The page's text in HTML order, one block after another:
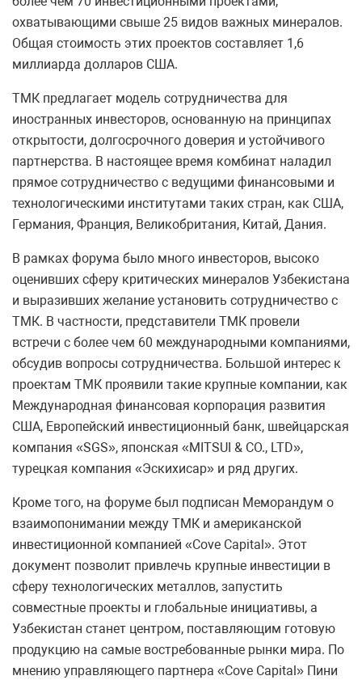
охватывающими свыше 25 видов важных минералов.
Общая стоимость этих проектов составляет 1,6
миллиарда долларов США.
ТМК предлагает модель сотрудничества для
иностранных инвесторов, основанную на принципах
открытости, долгосрочного доверия и устойчивого
партнерства. В настоящее время комбинат наладил
прямое сотрудничество с ведущими финансовыми и
технологическими институтами таких стран, как США,
Германия, Франция, Великобритания, Китай, Дания.
В рамках форума было много инвесторов, высоко
оценивших сферу критических минералов Узбекистана
и выразивших желание установить сотрудничество с
ТМК. В частности, представители ТМК провели
встречи с более чем 60 международными компаниями,
обсудив вопросы сотрудничества. Большой интерес к
проектам ТМК проявили такие крупные компании, как
Международная финансовая корпорация развития
США, Европейский инвестиционный банк, швейцарская
компания «SGS», японская «MITSUI & CO., LTD»,
турецкая компания «Эскихисар» и ряд других.
Кроме того, на форуме был подписан Меморандум о
взаимопонимании между ТМК и американской
инвестиционной компанией «Cove Capital». Этот
документ позволит привлечь крупные инвестиции в
сферу технологических металлов, запустить
совместные проекты и глобальные инициативы, а
Узбекистан станет центром, поставляющим готовую
продукцию на самые востребованные рынки мира. По
мнению управляющего партнера «Cove Capital» Пини